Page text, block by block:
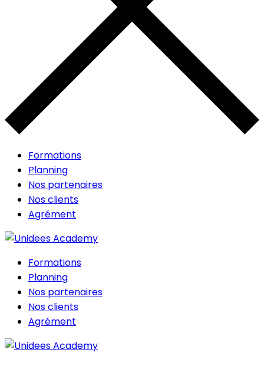
Formations
Planning
Nos partenaires
Nos clients
Agrément
Formations
Planning
Nos partenaires
Nos clients
Agrément